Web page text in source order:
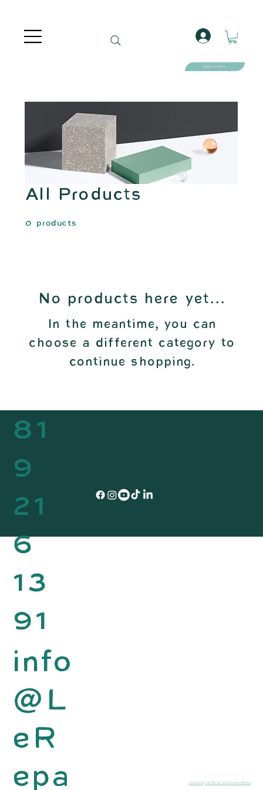
Book a course
All Products
0 products
No products here yet...
In the meantime, you can
choose a different category to
continue shopping.
81
9
21
6
13
91
info
@L
eR
epa
Horaire, tarifs et abonnements